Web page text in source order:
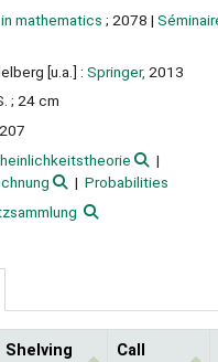
mathematics ; 2078 |
[u.a.] : Springer, 2013
; 24 cm
Probabilities
Shelving
Call